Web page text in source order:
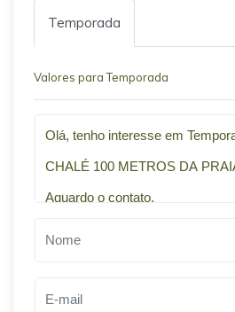
Temporada
Valores para Temporada